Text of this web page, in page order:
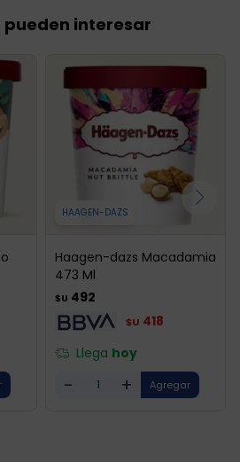
pueden interesar
HAAGEN-DAZS
Haagen-dazs Macadamia
473 Ml
$U 492
$U 418
Llega hoy
- +